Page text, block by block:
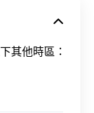
其他時區：